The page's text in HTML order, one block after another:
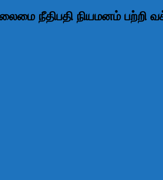
நீதிபதி நியமனம் பற்றி